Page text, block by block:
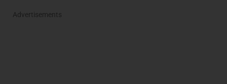
Advertisements